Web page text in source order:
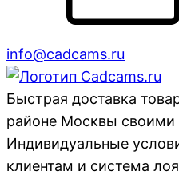
info@cadcams.ru
Быстрая доставка
районе Москвы своими
Индивидуальные
клиентам и система